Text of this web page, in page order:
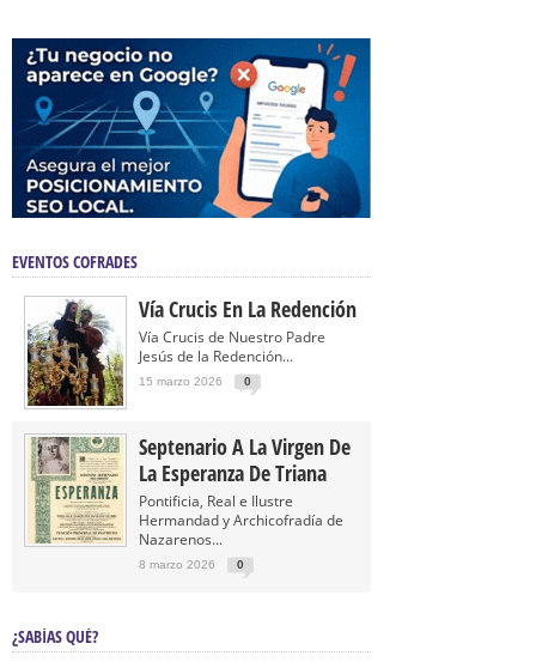
EVENTOS COFRADES
Vía Crucis En La Redención
Vía Crucis de Nuestro Padre
Jesús de la Redención...
15 marzo 2026 0
Septenario A La Virgen De
La Esperanza De Triana
Pontificia, Real e Ilustre
Hermandad y Archicofradía de
Nazarenos...
8 marzo 2026 0
¿SABÍAS QUÉ?